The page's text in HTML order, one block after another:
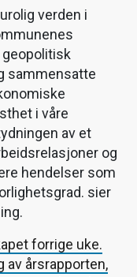
verden i
geopolitisk
sammensatte
i våre
av et
og
hendelser som
sier
forrige uke.
av årsrapporten,